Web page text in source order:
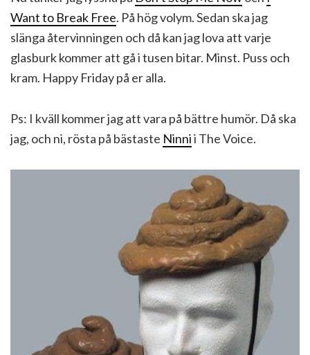
Want to Break Free. På hög volym. Sedan ska jag
slänga återvinningen och då kan jag lova att varje
glasburk kommer att gå i tusen bitar. Minst. Puss och
kram. Happy Friday på er alla.
Ps: I kväll kommer jag att vara på bättre humör. Då ska
jag, och ni, rösta på bästaste Ninnii The Voice.